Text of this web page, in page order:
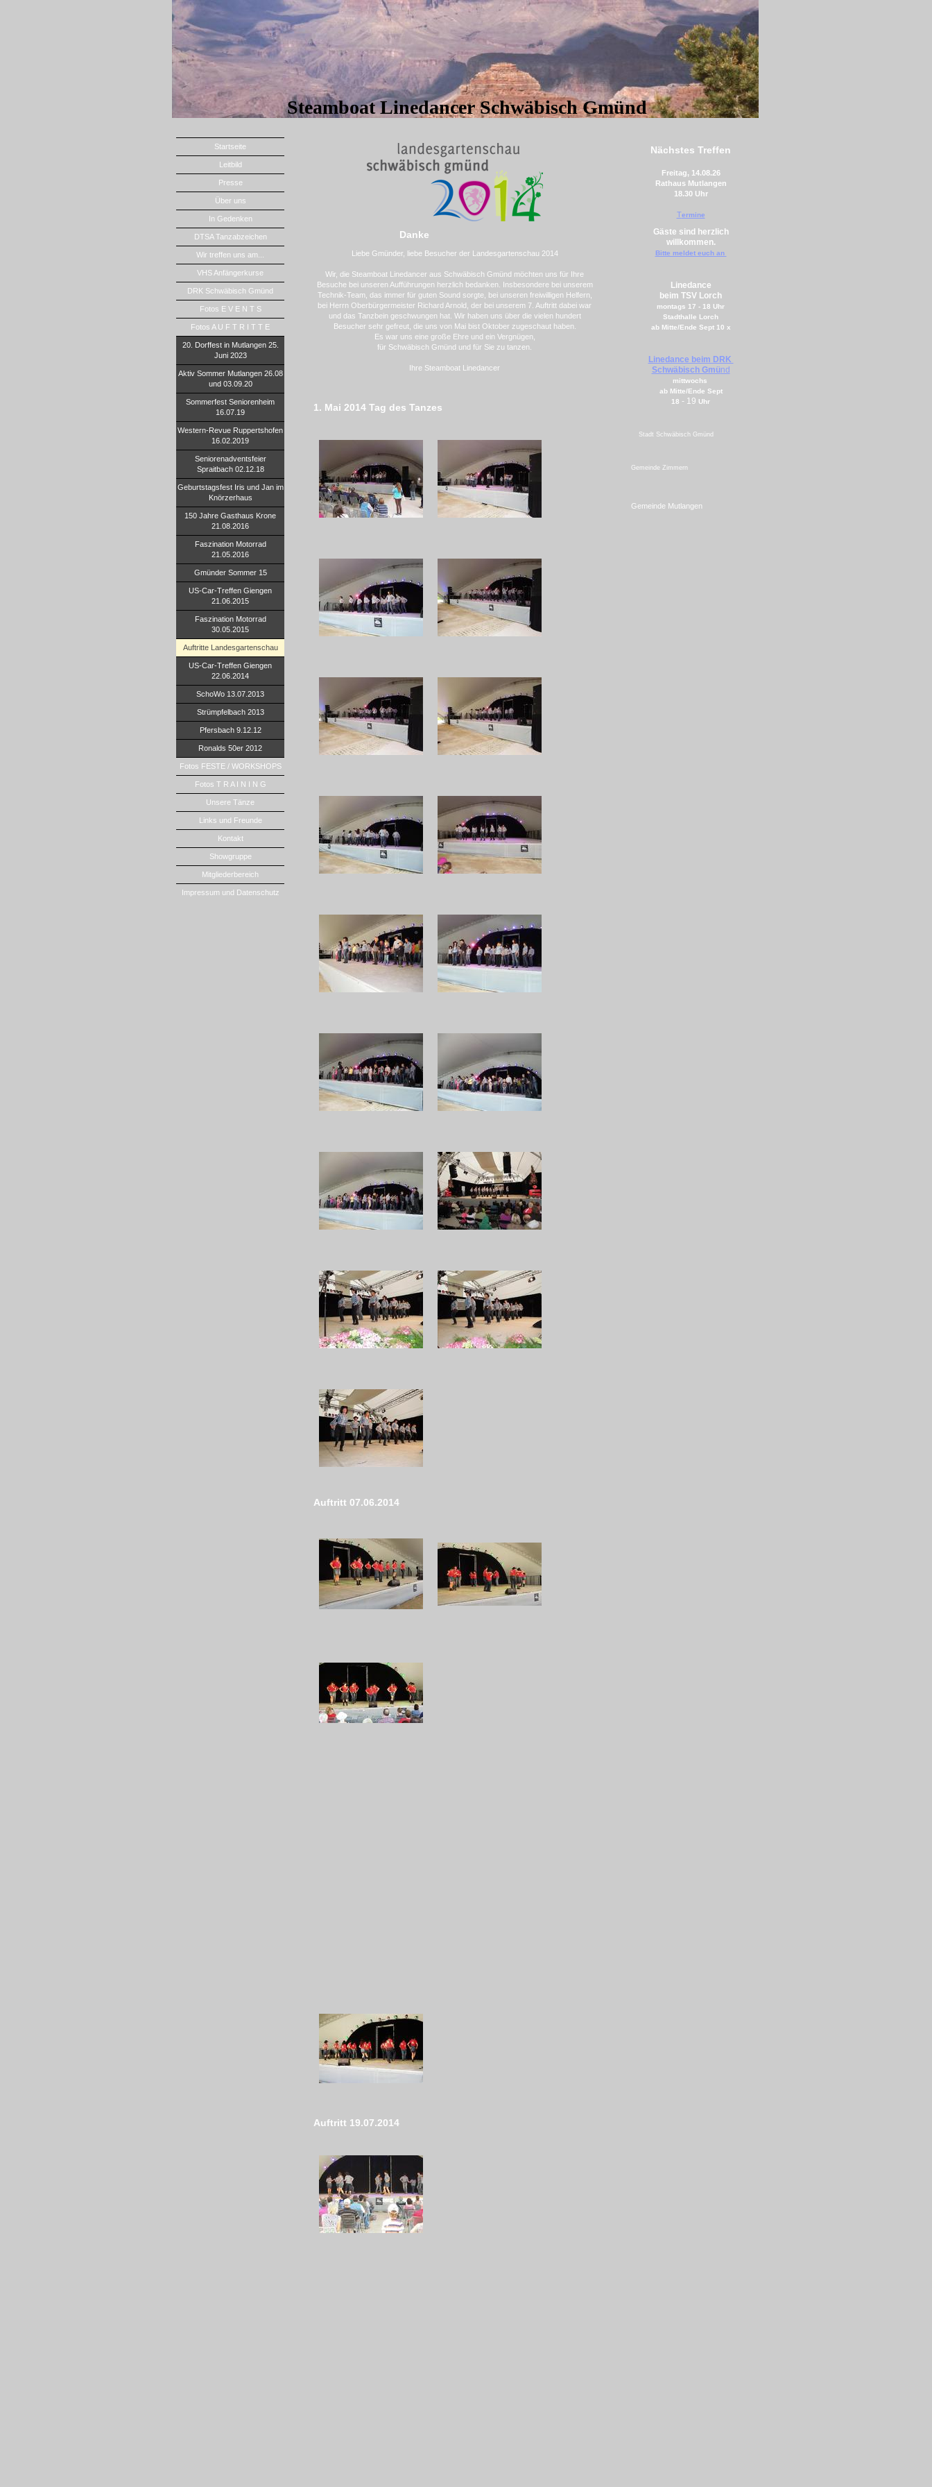
Steamboat Linedancer Schwäbisch Gmünd
Startseite
Leitbild
Presse
Über uns
In Gedenken
DTSA Tanzabzeichen
Wir treffen uns am...
VHS Anfängerkurse
DRK Schwäbisch Gmünd
Fotos E V E N T S
Fotos A U F T R I T T E
20. Dorffest in Mutlangen 25.
Juni 2023
Aktiv Sommer Mutlangen 26.08
und 03.09.20
Sommerfest Seniorenheim
16.07.19
Western-Revue Ruppertshofen
16.02.2019
Seniorenadventsfeier
Spraitbach 02.12.18
Geburtstagsfest Iris und Jan im
Knörzerhaus
150 Jahre Gasthaus Krone
21.08.2016
Faszination Motorrad
21.05.2016
Gmünder Sommer 15
US-Car-Treffen Giengen
21.06.2015
Faszination Motorrad
30.05.2015
Auftritte Landesgartenschau
US-Car-Treffen Giengen
22.06.2014
SchoWo 13.07.2013
Strümpfelbach 2013
Pfersbach 9.12.12
Ronalds 50er 2012
Fotos FESTE / WORKSHOPS
Fotos T R A I N I N G
Unsere Tänze
Links und Freunde
Kontakt
Showgruppe
Mitgliederbereich
Impressum und Datenschutz
Danke
Liebe Gmünder, liebe Besucher der Landesgartenschau 2014
Wir, die Steamboat Linedancer aus Schwäbisch Gmünd möchten uns für Ihre
Besuche bei unseren Aufführungen herzlich bedanken. Insbesondere bei unserem
Technik-Team, das immer für guten Sound sorgte, bei unseren freiwilligen Helfern,
bei Herrn Oberbürgermeister Richard Arnold, der bei unserem 7. Auftritt dabei war
und das Tanzbein geschwungen hat. Wir haben uns über die vielen hundert
Besucher sehr gefreut, die uns von Mai bist Oktober zugeschaut haben.
Es war uns eine große Ehre und ein Vergnügen,
für Schwäbisch Gmünd und für Sie zu tanzen.
Ihre Steamboat Linedancer
1. Mai 2014 Tag des Tanzes
Auftritt 07.06.2014
Auftritt 19.07.2014
Nächstes Treffen
Freitag, 14.08.26
Rathaus Mutlangen
18.30 Uhr
Termine
Gäste sind herzlich
willkommen.
Bitte meldet euch an
Linedance
beim TSV Lorch
montags 17 - 18 Uhr
Stadthalle Lorch
ab Mitte/Ende Sept 10 x
Linedance beim DRK
Schwäbisch Gmünd
mittwochs
ab Mitte/Ende Sept
18 - 19 Uhr
Stadt Schwäbisch Gmünd
Gemeinde Zimmern
Gemeinde Mutlangen